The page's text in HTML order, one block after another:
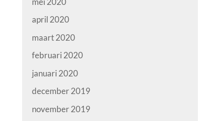
april 2020
maart 2020
februari 2020
januari 2020
december 2019
november 2019